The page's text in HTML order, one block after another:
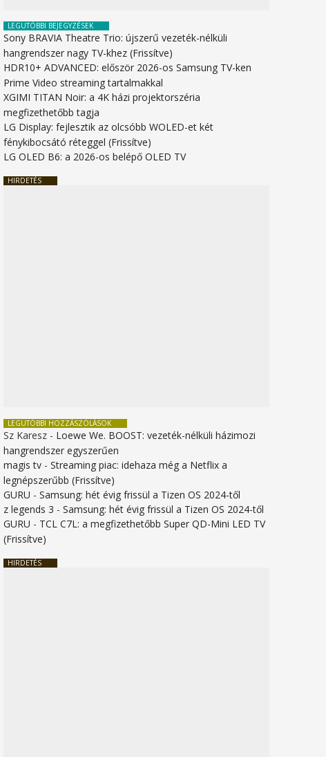
LEGUTÓBBI BEJEGYZÉSEK
Sony BRAVIA Theatre Trio: újszerű vezeték-nélküli
hangrendszer nagy TV-khez (Frissítve)
HDR10+ ADVANCED: először 2026-os Samsung TV-ken
Prime Video streaming tartalmakkal
XGIMI TITAN Noir: a 4K házi projektorszéria
megfizethetőbb tagja
LG Display: fejlesztik az olcsóbb WOLED-et két
fénykibocsátó réteggel (Frissítve)
LG OLED B6: a 2026-os belépő OLED TV
HIRDETÉS
LEGUTÓBBI HOZZÁSZÓLÁSOK
Sz Karesz - Loewe We. BOOST: vezeték-nélküli házimozi
hangrendszer egyszerűen
magis tv -Streaming piac: idehaza még a Netflix a
legnépszerűbb (Frissítve)
GURU -Samsung: hét évig frissül a Tizen OS 2024-től
z legends 3 -Samsung: hét évig frissül a Tizen OS 2024-től
GURU - TCL C7L: a megfizethetőbb Super QD-Mini LED TV
(Frissítve)
HIRDETÉS